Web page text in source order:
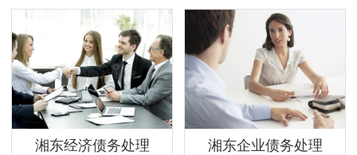
湘东经济债务处理 湘东企业债务处理